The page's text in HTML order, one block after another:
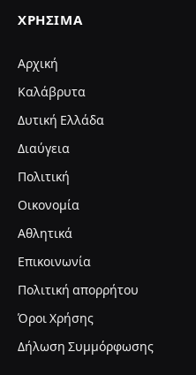
ΧΡΉΣΙΜΑ
Αρχική
Καλάβρυτα
Δυτική Ελλάδα
Διαύγεια
Πολιτική
Οικονομία
Αθλητικά
Επικοινωνία
Πολιτική απορρήτου
Όροι Χρήσης
Δήλωση Συμμόρφωσης